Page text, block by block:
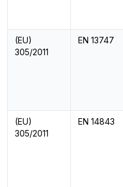
(EU)
305/2011
EN 13747
(EU)
305/2011
EN 14843